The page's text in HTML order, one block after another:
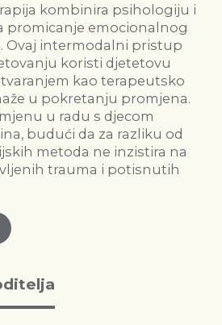
kombinira psihologiju i
promicanje emocionalnog
Ovaj intermodalni pristup
koristi djetetovu
kao terapeutsko
u pokretanju promjena.
u radu s djecom
budući da za razliku od
metoda ne inzistira na
trauma i potisnutih